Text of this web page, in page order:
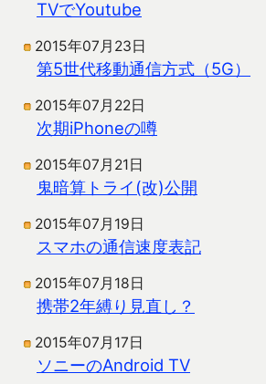
TVでYoutube
2015年07月23日
第5世代移動通信方式（5G）
2015年07月22日
次期iPhoneの噂
2015年07月21日
鬼暗算トライ(改)公開
2015年07月19日
スマホの通信速度表記
2015年07月18日
携帯2年縛り見直し？
2015年07月17日
ソニーのAndroid TV